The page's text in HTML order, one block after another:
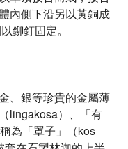
內側下沿另以黃銅成
鉚釘固定。
、銀等珍貴的金屬薄
lingakosa）、「有
為「罩子」（kos